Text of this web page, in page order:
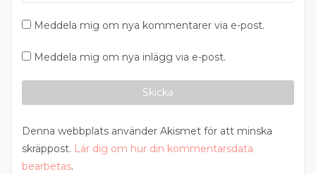
Meddela mig om nya kommentarer via e-post.
Meddela mig om nya inlägg via e-post.
Denna webbplats använder Akismet för att minska
skräppost. Lär dig om hur din kommentarsdata
bearbetas.